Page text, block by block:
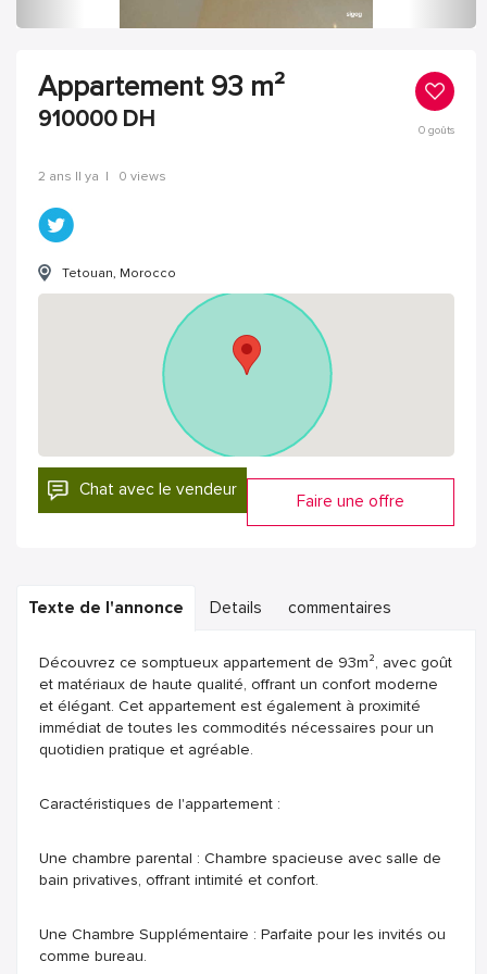
Appartement 93 m²
910000 DH 0goûts
2 ans Il ya | 0 views
Tetouan, Morocco
Chat avec le vendeur
Faire une offre
Texte de l'annonce Details commentaires
Découvrez ce somptueux appartement de 93m², avec goût
et matériaux de haute qualité, offrant un confort moderne
et élégant. Cet appartement est également à proximité
immédiat de toutes les commodités nécessaires pour un
quotidien pratique et agréable.
Caractéristiques de l'appartement :
Une chambre parental : Chambre spacieuse avec salle de
bain privatives, offrant intimité et confort.
Une Chambre Supplémentaire : Parfaite pour les invités ou
comme bureau.